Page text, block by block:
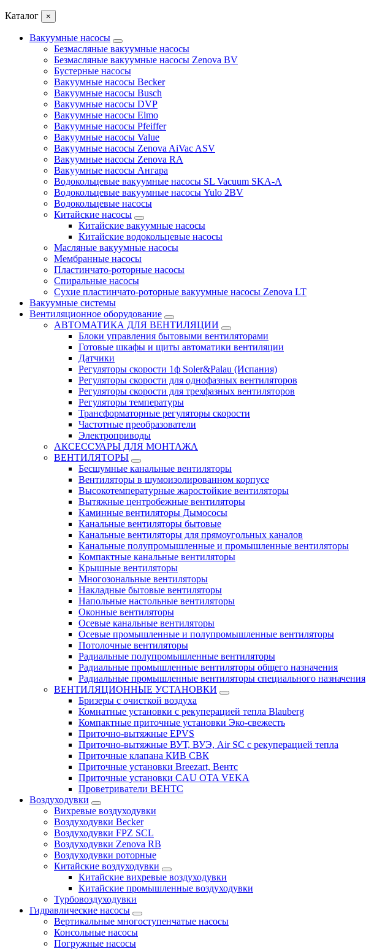
Каталог ×
Вакуумные насосы
Безмасляные вакуумные насосы
Безмасляные вакуумные насосы Zenova BV
Бустерные насосы
Вакуумные насосы Becker
Вакуумные насосы Busch
Вакуумные насосы DVP
Вакуумные насосы Elmo
Вакуумные насосы Pfeiffer
Вакуумные насосы Value
Вакуумные насосы Zenova AiVac ASV
Вакуумные насосы Zenova RA
Вакуумные насосы Ангара
Водокольцевые вакуумные насосы SL Vacuum SKA-A
Водокольцевые вакуумные насосы Yulo 2BV
Водокольцевые насосы
Китайские насосы
Китайские вакуумные насосы
Китайские водокольцевые насосы
Масляные вакуумные насосы
Мембранные насосы
Пластинчато-роторные насосы
Спиральные насосы
Сухие пластинчато-роторные вакуумные насосы Zenova LT
Вакуумные системы
Вентиляционное оборудование
АВТОМАТИКА ДЛЯ ВЕНТИЛЯЦИИ
Блоки управления бытовыми вентиляторами
Готовые шкафы и щиты автоматики вентиляции
Датчики
Регуляторы скорости 1ф Soler&Palau (Испания)
Регуляторы скорости для однофазных вентиляторов
Регуляторы скорости для трехфазных вентиляторов
Регуляторы температуры
Трансформаторные регуляторы скорости
Частотные преобразователи
Электроприводы
АКСЕССУАРЫ ДЛЯ МОНТАЖА
ВЕНТИЛЯТОРЫ
Бесшумные канальные вентиляторы
Вентиляторы в шумоизолированном корпусе
Высокотемпературные жаростойкие вентиляторы
Вытяжные центробежные вентиляторы
Каминные вентиляторы Дымососы
Канальные вентиляторы бытовые
Канальные вентиляторы для прямоугольных каналов
Канальные полупромышленные и промышленные вентиляторы
Компактные канальные вентиляторы
Крышные вентиляторы
Многозональные вентиляторы
Накладные бытовые вентиляторы
Напольные настольные вентиляторы
Оконные вентиляторы
Осевые канальные вентиляторы
Осевые промышленные и полупромышленные вентиляторы
Потолочные вентиляторы
Радиальные полупромышленные вентиляторы
Радиальные промышленные вентиляторы общего назначения
Радиальные промышленные вентиляторы специального назначения
ВЕНТИЛЯЦИОННЫЕ УСТАНОВКИ
Бризеры с очисткой воздуха
Комнатные установки с рекуперацией тепла Blauberg
Компактные приточные установки Эко-свежесть
Приточно-вытяжные EPVS
Приточно-вытяжные ВУТ, ВУЭ, Air SC с рекуперацией тепла
Приточные клапана КИВ СВК
Приточные установки Breezart, Вентс
Приточные установки CAU OTA VEKA
Проветриватели ВЕНТС
Воздуходувки
Вихревые воздуходувки
Воздуходувки Becker
Воздуходувки FPZ SCL
Воздуходувки Zenova RB
Воздуходувки роторные
Китайские воздуходувки
Китайские вихревые воздуходувки
Китайские промышленные воздуходувки
Турбовоздуходувки
Гидравлические насосы
Вертикальные многоступенчатые насосы
Консольные насосы
Погружные насосы